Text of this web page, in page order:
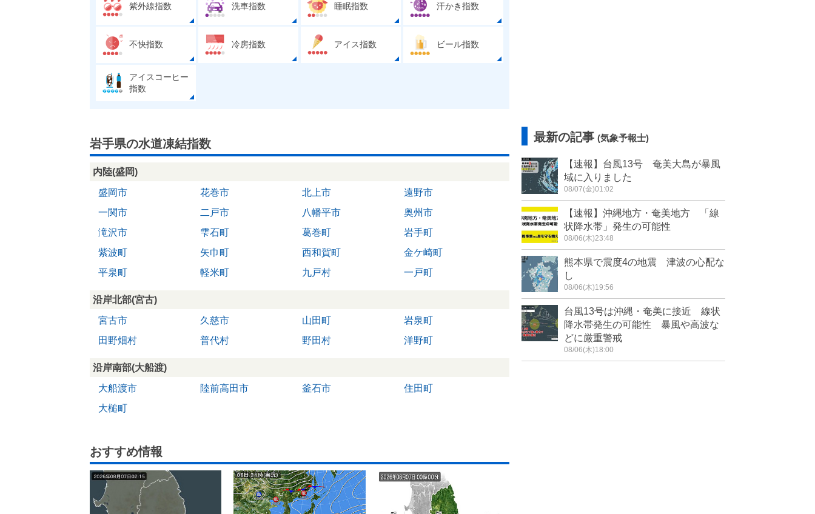
紫外線指数 洗車指数 睡眠指数 汗かき指数
不快指数 冷房指数 アイス指数 ビール指数
アイスコーヒー
指数
岩手県の水道凍結指数
内陸(盛岡)
盛岡市
花巻市 北上市
遠野市
一関市
二戸市 八幡平市
奥州市
滝沢市
雫石町 葛巻町
岩手町
紫波町
矢巾町 西和賀町
金ケ崎町
平泉町
軽米町 九戸村 一戸町
沿岸北部(宮古)
宮古市
久慈市 山田町
岩泉町
田野畑村
普代村 野田村 洋野町
沿岸南部(大船渡)
大船渡市
陸前高田市 釜石市
住田町
大槌町
おすすめ情報
最新の記事 (気象予報士)
【速報】台風13号 奄美大島が暴風
域に入りました
08/07(金)01:02
【速報】沖縄地方・奄美地方 「線
状降水帯」発生の可能性
08/06(木)23:48
熊本県で震度4の地震 津波の心配な
し
08/06(木)19:56
台風13号は沖縄・奄美に接近 線状
降水帯発生の可能性 暴風や高波な
どに厳重警戒
08/06(木)18:00